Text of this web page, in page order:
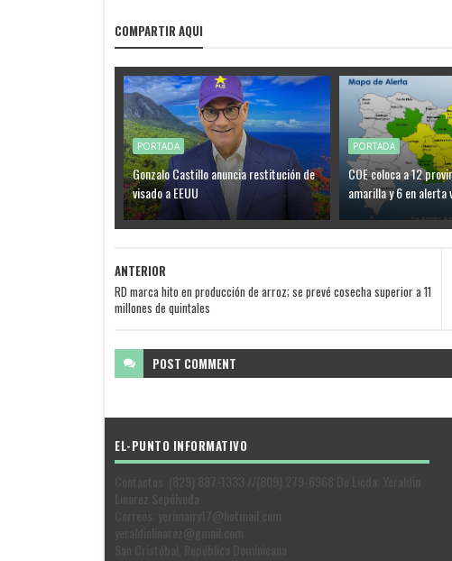
COMPARTIR AQUI
PORTADA
Gonzalo Castillo anuncia restitución de
visado a EEUU
PORTADA
COE coloca a 12
amarilla y 6 en alerta
ANTERIOR
RD marca hito en producción de arroz; se prevé cosecha superior a 11
millones de quintales
POST COMMENT
EL-PUNTO INFORMATIVO